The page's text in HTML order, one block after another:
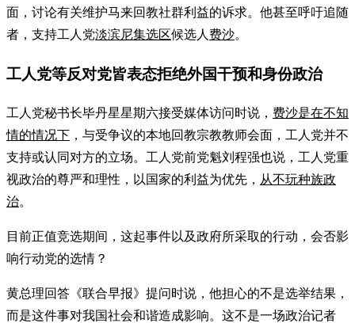
面，讨论有关维护马来回教社群利益的诉求。他甚至呼吁追随
者，支持工人党淡滨尼集选区候选人费沙。
工人党等反对党皆表态拒绝外国干预和身份政治
工人党秘书长毕丹星星期六接受媒体访问时说， 费沙是在不知
情的情况下 ，与受争议的本地回教宗教教师会面，工人党并不
支持或认同对方的立场。工人党前党魁刘程强也说，工人党重
视政治的尊严和理性，以国家的利益为优先， 从不玩种族政
治。
目前正值竞选期间，这起事件以及政府所采取的行动，会否影
响行动党的选情？
黄总理回答《联合早报》提问时说，他担心的不是选举结果，
而是这件事对我国社会和谐造成影响。这不是一场政治记者